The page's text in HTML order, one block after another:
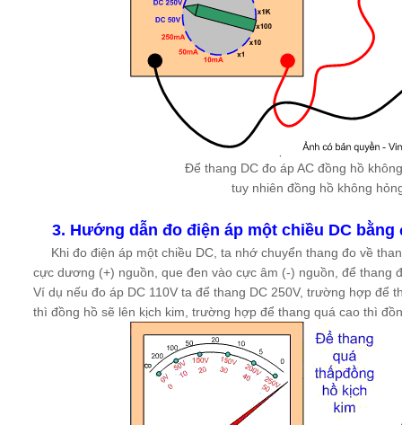
Để thang DC đo áp AC đồng hồ
tuy nhiên đồng hồ không
3. Hướng dẫn đo điện áp một chiều DC bằng
Khi đo điện áp một chiều DC, ta nhớ chuyển thang đo về
cực dương (+) nguồn, que đen vào cực âm (-) nguồn, để thang
Ví dụ nếu đo áp DC 110V ta để thang DC 250V, trường hợp để
thì đồng hồ sẽ lên kịch kim, trường hợp để thang quá cao thì